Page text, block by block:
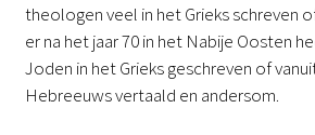
theologen veel in het Grieks schreven
er na het jaar 70 in het Nabije Oosten
Joden in het Grieks geschreven of
Hebreeuws vertaald en andersom.